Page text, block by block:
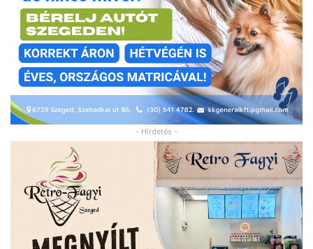
- Hirdetés -